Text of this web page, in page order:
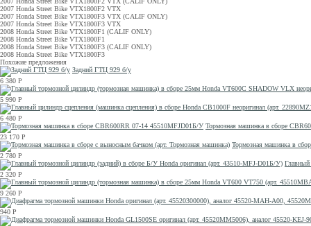
2007 Honda Street Bike VTX1800F2 VTX
2007 Honda Street Bike VTX1800F3 VTX (CALIF ONLY)
2007 Honda Street Bike VTX1800F3 VTX
2008 Honda Street Bike VTX1800F1 (CALIF ONLY)
2008 Honda Street Bike VTX1800F1
2008 Honda Street Bike VTX1800F3 (CALIF ONLY)
2008 Honda Street Bike VTX1800F3
Похожие предложения
Задний ГТЦ 929 б/у
6 380 Р
5 990 Р
6 480 Р
Тормозная машинка в сборе
23 170 Р
Тормозная машинка в
2 780 Р
Главный
2 320 Р
9 260 Р
940 Р